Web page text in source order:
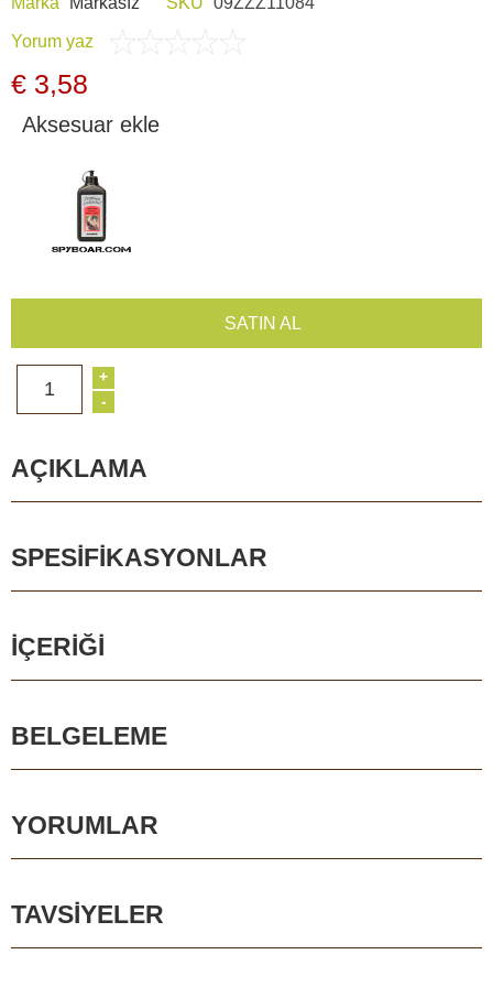
Araç İçi Kamera
Arşiv ürünleri
Yorum yaz
€ 3,58
Aksesuar ekle
SATIN AL
1
-
+
AÇIKLAMA
SPESIFIKASYONLAR
İÇERIĞI
BELGELEME
YORUMLAR
TAVSIYELER